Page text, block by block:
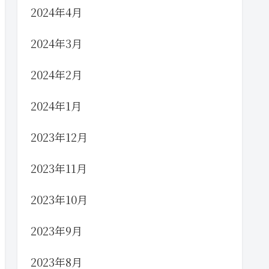
2024年4月
2024年3月
2024年2月
2024年1月
2023年12月
2023年11月
2023年10月
2023年9月
2023年8月